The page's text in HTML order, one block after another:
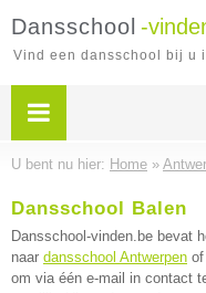
Dansschool -
Vind een dansschool bij u
U bent nu hier: Home »
Dansschool Balen
Dansschool-vinden.be bevat
naar dansschool Antwerpen
om via één e-mail in contact